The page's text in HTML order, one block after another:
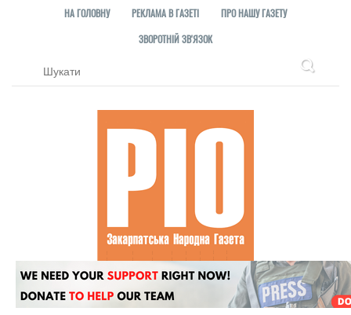
НА ГОЛОВНУ РЕКЛАМА В ГАЗЕТІ
ПРО НАШУ ГАЗЕТУ
ЗВОРОТНІЙ ЗВ'ЯЗОК